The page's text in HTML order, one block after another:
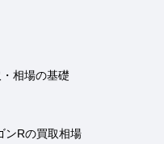
相場の基礎
ンRの買取相場